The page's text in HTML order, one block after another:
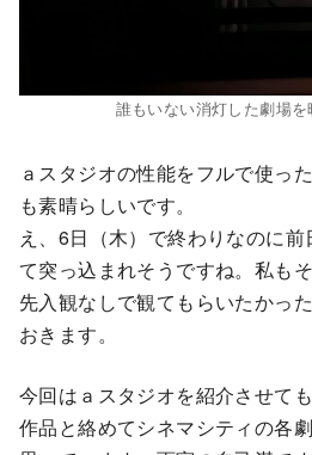
誰もいない消灯した劇場
ａスタジオの性能をフルで使っ
も素晴らしいです。
え、6日（木）で終わりなのに
て突っ込まれそうですね。私もそ
先入観なしで観てもらいたかっ
おきます。
今回はａスタジオを紹介させて
作品と絡めてシネマシティの各